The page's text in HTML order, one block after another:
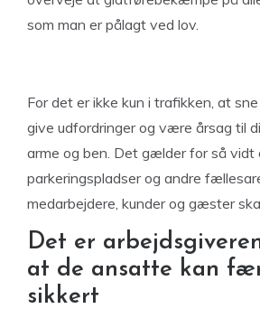
som man er pålagt ved lov.
For det er ikke kun i trafikken, at
give udfordringer og være årsag til
arme og ben. Det gælder for så vidt
parkeringspladser og andre
medarbejdere, kunder og gæster
Det er
at de ansatte kan
sikkert